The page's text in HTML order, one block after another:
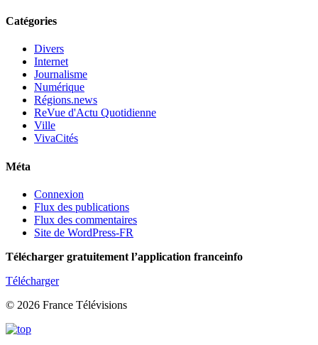
Catégories
Divers
Internet
Journalisme
Numérique
Régions.news
ReVue d'Actu Quotidienne
Ville
VivaCités
Méta
Connexion
Flux des publications
Flux des commentaires
Site de WordPress-FR
Télécharger gratuitement l’application franceinfo
Télécharger
© 2026 France Télévisions